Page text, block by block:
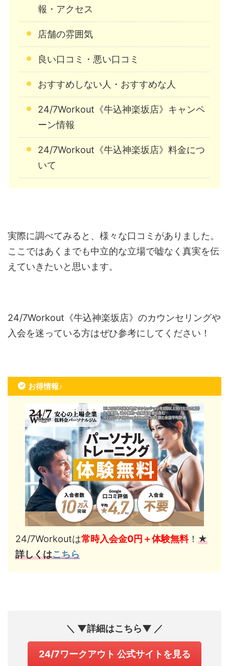
報・アクセス
店舗の雰囲気
良い口コミ・悪い口コミ
おすすめしない人・おすすめな人
24/7Workout《牛込神楽坂店》キャンペ
ーン情報
24/7Workout《牛込神楽坂店》料金につ
いて
実際に調べてみると、様々な口コミがありました。
ここではあくまでも中立的な立場で嘘なく真実を伝
えていきたいと思います。
24/7Workout《牛込神楽坂店》のカウンセリングや
入会を迷っている方はぜひ参考にしてください！
お得情報♪
24/7Workoutは常時入会金0円＋体験無料！ ★
詳しくはこちら
＼ ▼詳細はこちら▼ ／
24/7ワークアウト 公式サイトを見る